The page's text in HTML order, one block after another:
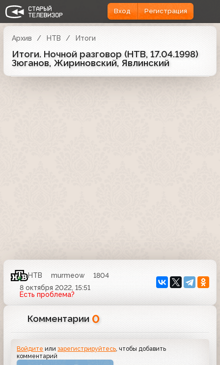
Вход Регистрация
Архив НТВ Итоги
Итоги. Ночной разговор (НТВ, 17.04.1998)
Зюганов, Жириновский, Явлинский
НТВ murmeow
1804
8 октября 2022, 15:51
Есть проблема?
Комментарии 0
Войдите илизарегистрируйтесь , чтобы добавить
комментарий